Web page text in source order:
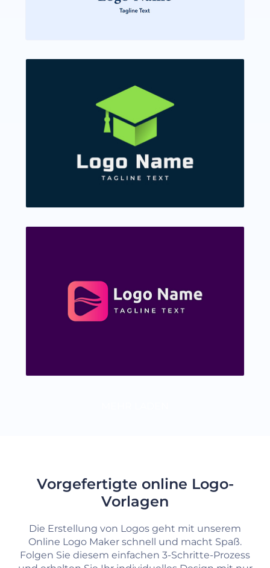
Vorgefertigte online Logo-
Vorlagen
Die Erstellung von Logos geht mit unserem
Online Logo Maker schnell und macht Spaß.
Folgen Sie diesem einfachen 3-Schritte-Prozess